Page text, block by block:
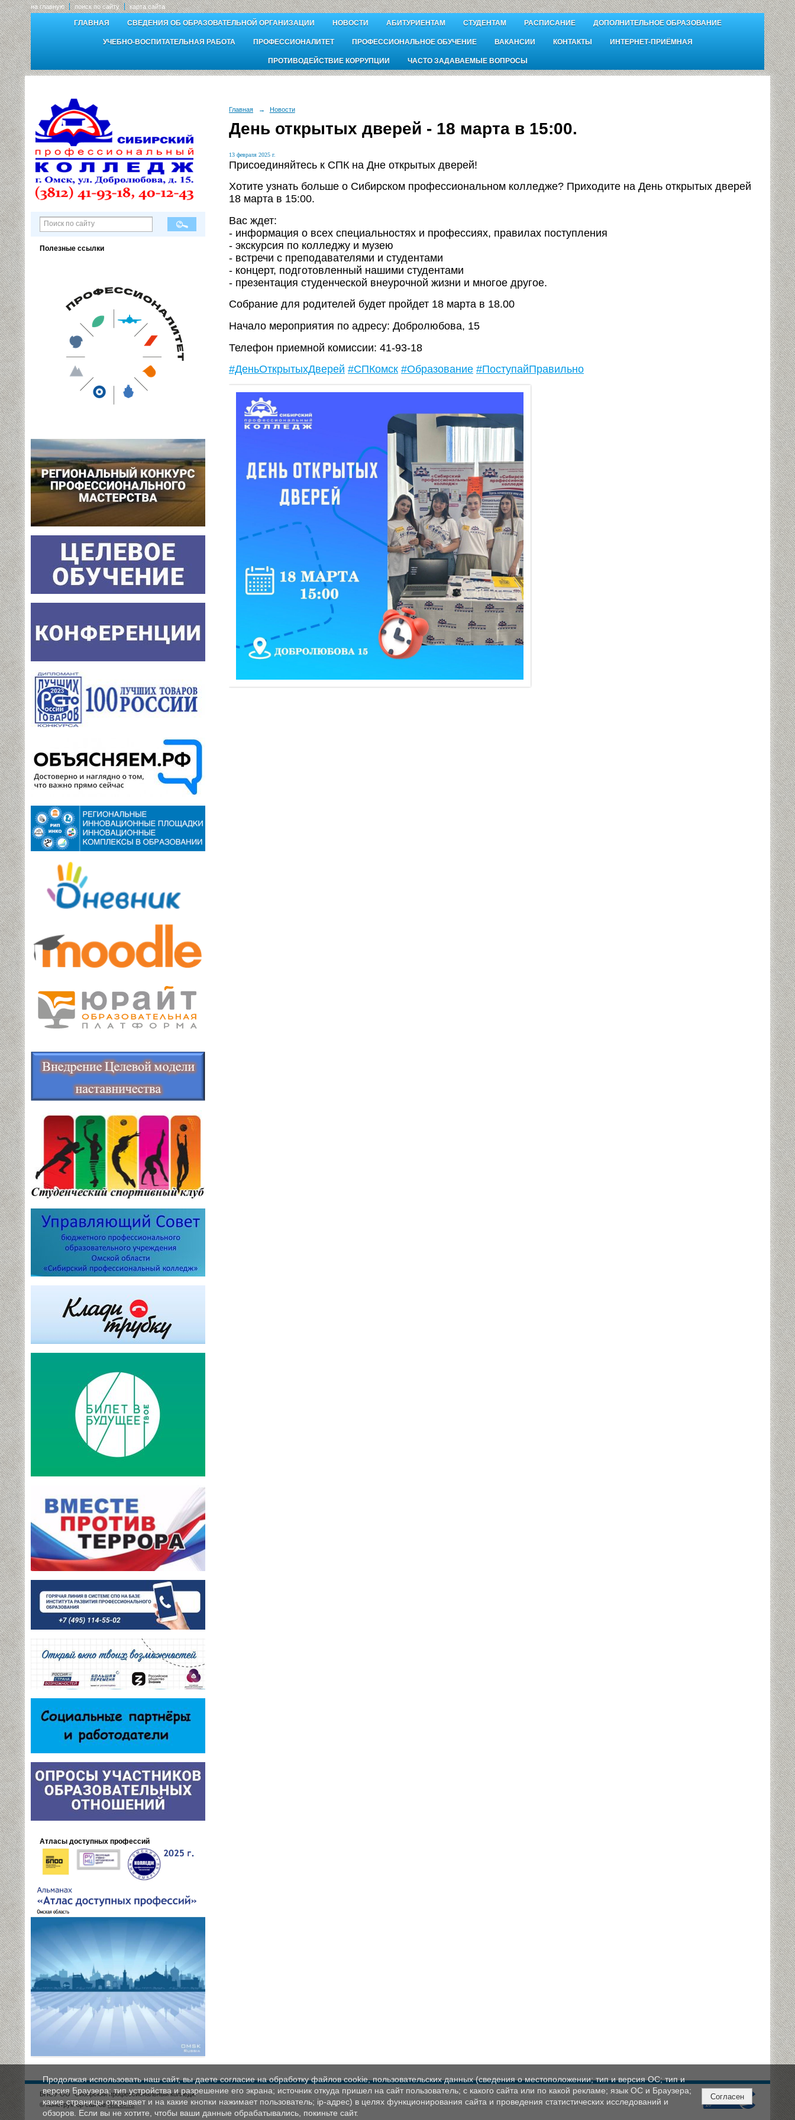
на главную поиск по сайту карта сайта
ГЛАВНАЯ СВЕДЕНИЯ ОБ ОБРАЗОВАТЕЛЬНОЙ ОРГАНИЗАЦИИ НОВОСТИ АБИТУРИЕНТАМ СТУДЕНТАМ РАСПИСАНИЕ ДОПОЛНИТЕЛЬНОЕ ОБРАЗОВАНИЕ
УЧЕБНО-ВОСПИТАТЕЛЬНАЯ РАБОТА ПРОФЕССИОНАЛИТЕТ ПРОФЕССИОНАЛЬНОЕ ОБУЧЕНИЕ ВАКАНСИИ КОНТАКТЫ ИНТЕРНЕТ-ПРИЁМНАЯ
ПРОТИВОДЕЙСТВИЕ КОРРУПЦИИ ЧАСТО ЗАДАВАЕМЫЕ ВОПРОСЫ
Полезные ссылки
Атласы доступных профессий
Главная → Новости
День открытых дверей - 18 марта в 15:00.
13 февраля 2025 г.
Присоединяйтесь к СПК на Дне открытых дверей!
Хотите узнать больше о Сибирском профессиональном колледже? Приходите на День открытых дверей
18 марта в 15:00.
Вас ждет:
- информация о всех специальностях и профессиях, правилах поступления
- экскурсия по колледжу и музею
- встречи с преподавателями и студентами
- концерт, подготовленный нашими студентами
- презентация студенческой внеурочной жизни и многое другое.
Собрание для родителей будет пройдет 18 марта в 18.00
Начало мероприятия по адресу: Добролюбова, 15
Телефон приемной комиссии: 41-93-18
#ДеньОткрытыхДверей #СПКомск #Образование #ПоступайПравильно
БПОУ ОО "Сибирский профессиональный колледж"
© Конструктор сайтовNubex.ru
Продолжая использовать наш сайт, вы даете согласие на обработку файлов cookie, пользовательских данных (сведения о местоположении; тип и версия ОС; тип и
версия Браузера; тип устройства и разрешение его экрана; источник откуда пришел на сайт пользователь; с какого сайта или по какой рекламе; язык ОС и Браузера;
какие страницы открывает и на какие кнопки нажимает пользователь; ip-адрес) в целях функционирования сайта и проведения статистических исследований и
обзоров. Если вы не хотите, чтобы ваши данные обрабатывались, покиньте сайт.
Согласен